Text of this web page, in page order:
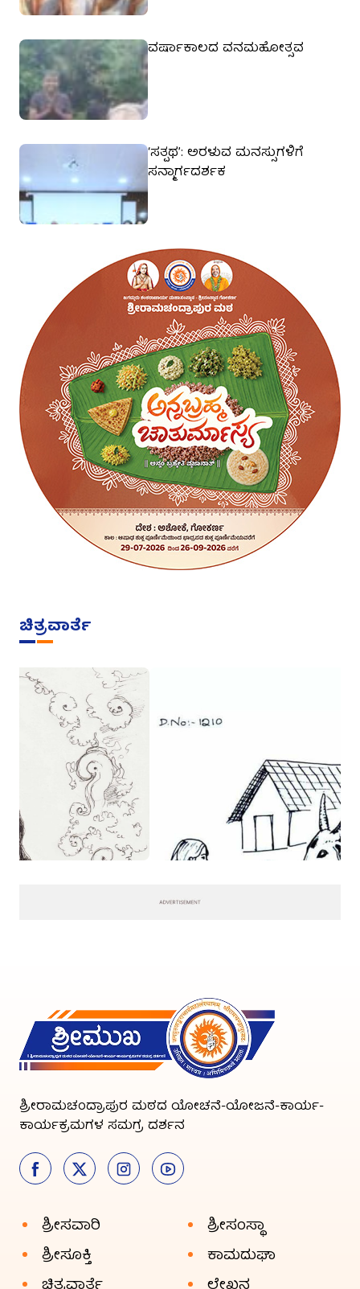
ವರ್ಷಾಕಾಲದ ವನಮಹೋತ್ಸವ
‘ಸತ್ಪಥ’: ಅರಳುವ ಮನಸ್ಸುಗಳಿಗೆ
ಸನ್ಮಾರ್ಗದರ್ಶಕ
ಚಿತ್ರವಾರ್ತೆ
ಶ್ರೀರಾಮಚಂದ್ರಾಪುರ ಮಠದ ಯೋಚನೆ-ಯೋಜನೆ-ಕಾರ್ಯ-
ಕಾರ್ಯಕ್ರಮಗಳ ಸಮಗ್ರ ದರ್ಶನ
ಶ್ರೀಸವಾರಿ
ಶ್ರೀಸಂಸ್ಥಾ
ಶ್ರೀಸೂಕ್ತಿ
ಕಾಮದುಘಾ